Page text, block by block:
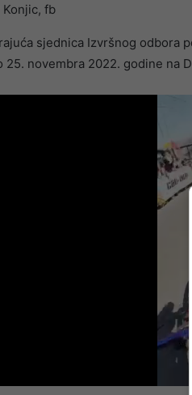
Konjic, fb
sjednica Izvršnog odbora
25. novembra 2022. godine na